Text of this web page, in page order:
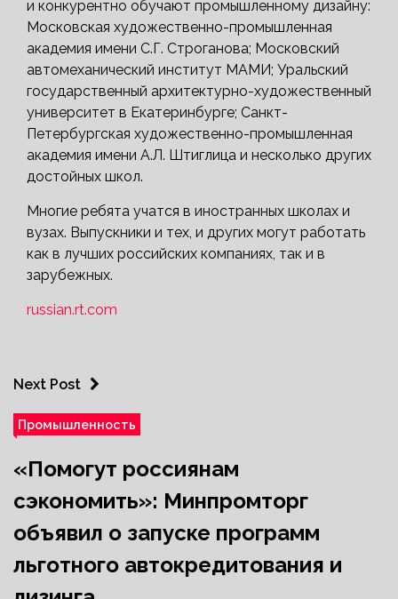
и конкурентно обучают промышленному дизайну:
Московская художественно-промышленная
академия имени С.Г. Строганова; Московский
автомеханический институт МАМИ; Уральский
государственный архитектурно-художественный
университет в Екатеринбурге; Санкт-
Петербургская художественно-промышленная
академия имени А.Л. Штиглица и несколько других
достойных школ.
Многие ребята учатся в иностранных школах и
вузах. Выпускники и тех, и других могут работать
как в лучших российских компаниях, так и в
зарубежных.
russian.rt.com
Next Post
Промышленность
«Помогут россиянам
сэкономить»: Минпромторг
объявил о запуске программ
льготного автокредитования и